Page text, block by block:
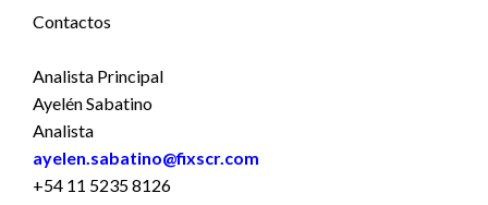
Contactos
Analista Principal
Ayelén Sabatino
Analista
ayelen.sabatino@fixscr.com
+54 11 5235 8126